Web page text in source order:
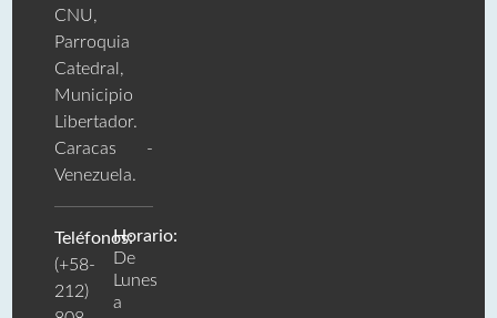
CNU,
Parroquia
Catedral,
Municipio
Libertador.
Caracas -
Venezuela.
Teléfonos:
(+58-
212)
Horario:
De
Lunes
a